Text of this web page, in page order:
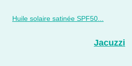
Huile solaire satinée SPF50...
Jacuzzi